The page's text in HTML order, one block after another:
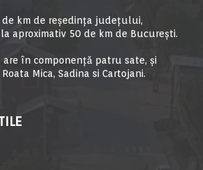
de km de reşedinţa judeţului,
aproximativ 50 de km de Bucureşti.
are în componență patru sate, și
Mica, Sadina si Cartojani.